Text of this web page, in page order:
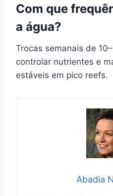
Com que
a água?
Trocas semanais de
controlar nutrientes e
estáveis em pico reefs.
Abadia